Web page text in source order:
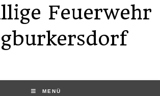
Feuerwehr
MENÜ